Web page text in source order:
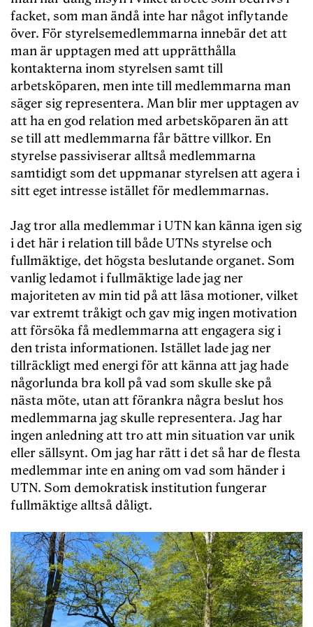
facket, som man ändå inte har något inflytande
över. För styrelsemedlemmarna innebär det att
man är upptagen med att upprätthålla
kontakterna inom styrelsen samt till
arbetsköparen, men inte till medlemmarna man
säger sig representera. Man blir mer upptagen av
att ha en god relation med arbetsköparen än att
se till att medlemmarna får bättre villkor. En
styrelse passiviserar alltså medlemmarna
samtidigt som det uppmanar styrelsen att agera i
sitt eget intresse istället för medlemmarnas.
Jag tror alla medlemmar i UTN kan känna igen sig
i det här i relation till både UTNs styrelse och
fullmäktige, det högsta beslutande organet. Som
vanlig ledamot i fullmäktige lade jag ner
majoriteten av min tid på att läsa motioner, vilket
var extremt tråkigt och gav mig ingen motivation
att försöka få medlemmarna att engagera sig i
den trista informationen. Istället lade jag ner
tillräckligt med energi för att känna att jag hade
någorlunda bra koll på vad som skulle ske på
nästa möte, utan att förankra några beslut hos
medlemmarna jag skulle representera. Jag har
ingen anledning att tro att min situation var unik
eller sällsynt. Om jag har rätt i det så har de flesta
medlemmar inte en aning om vad som händer i
UTN. Som demokratisk institution fungerar
fullmäktige alltså dåligt.